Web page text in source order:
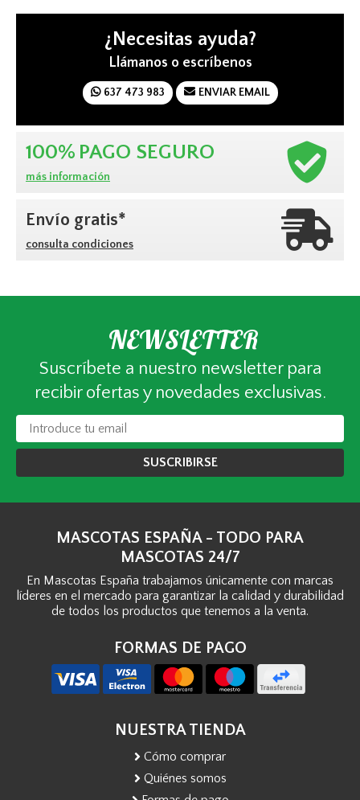
¿Necesitas ayuda?
Llámanos o escríbenos
637 473 983 ENVIAR EMAIL
100% PAGO SEGURO
más información
Envío gratis*
consulta condiciones
NEWSLETTER
Suscríbete a nuestro newsletter para
recibir ofertas y novedades exclusivas.
SUSCRIBIRSE
MASCOTAS ESPAÑA - TODO PARA
MASCOTAS 24/7
En Mascotas España trabajamos únicamente con marcas
líderes en el mercado para garantizar la calidad y durabilidad
de todos los productos que tenemos a la venta.
FORMAS DE PAGO
NUESTRA TIENDA
Cómo comprar
Quiénes somos